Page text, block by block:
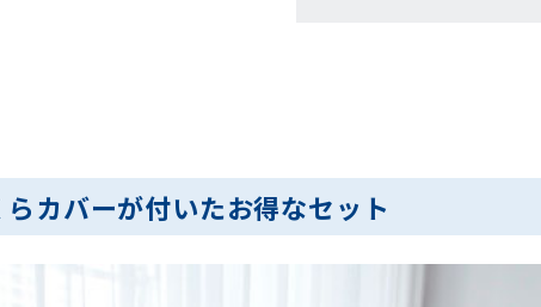
カバーが付いたお得なセット